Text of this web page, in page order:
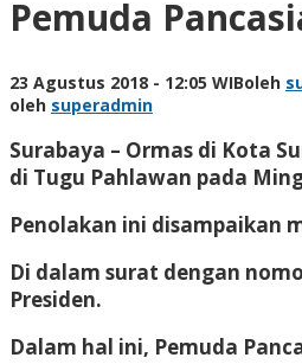
Pemuda
23 Agustus 2018 - 12:05 WIBoleh
oleh superadmin
Surabaya – Ormas di Kota
di Tugu Pahlawan pada
Penolakan ini disampaikan
Di dalam surat dengan
Presiden.
Dalam hal ini, Pemuda